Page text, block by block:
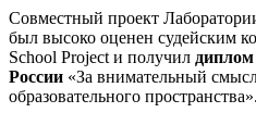
Совместный проект
был высоко оценен судейским
School Project и получил
России «За внимательный
образовательного пространства».